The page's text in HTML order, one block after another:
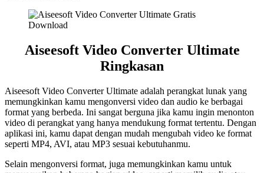
Aiseesoft Video Converter Ultimate
Ringkasan
Aiseesoft Video Converter Ultimate adalah perangkat lunak yang
memungkinkan kamu mengonversi video dan audio ke berbagai
format yang berbeda. Ini sangat berguna jika kamu ingin menonton
video di perangkat yang hanya mendukung format tertentu. Dengan
aplikasi ini, kamu dapat dengan mudah mengubah video ke format
seperti MP4, AVI, atau MP3 sesuai kebutuhanmu.
Selain mengonversi format, juga memungkinkan kamu untuk